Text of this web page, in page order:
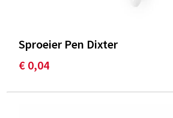
Sproeier Pen Dixter
€ 0,04